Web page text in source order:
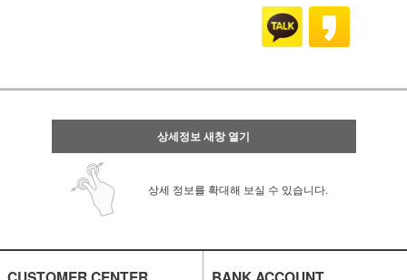
상세정보 새창 열기
상세 정보를 확대해 보실 수 있습니다.